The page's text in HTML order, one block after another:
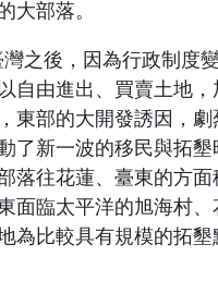
大部落。
灣之後，因為行政制度
自由進出、買賣土地，
東部的大開發誘因，劇
了新一波的移民與拓墾
落往花蓮、臺東的方面
面臨太平洋的旭海村
為比較具有規模的拓墾